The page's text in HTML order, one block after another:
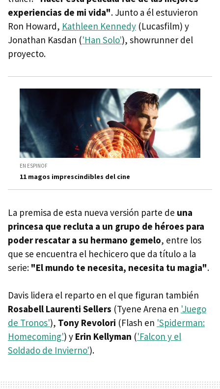
experiencias de mi vida". Junto a él estuvieron
Ron Howard, Kathleen Kennedy (Lucasfilm) y
Jonathan Kasdan ('Han Solo'), showrunner del
proyecto.
EN ESPINOF
11 magos imprescindibles del cine
La premisa de esta nueva versión parte de una
princesa que recluta a un grupo de héroes para
poder rescatar a su hermano gemelo, entre los
que se encuentra el hechicero que da título a la
serie: "El mundo te necesita, necesita tu magia".
Davis lidera el reparto en el que figuran también
Rosabell Laurenti Sellers (Tyene Arena en 'Juego
de Tronos'), Tony Revolori (Flash en 'Spiderman:
Homecoming') y Erin Kellyman ('Falcon y el
Soldado de Invierno').